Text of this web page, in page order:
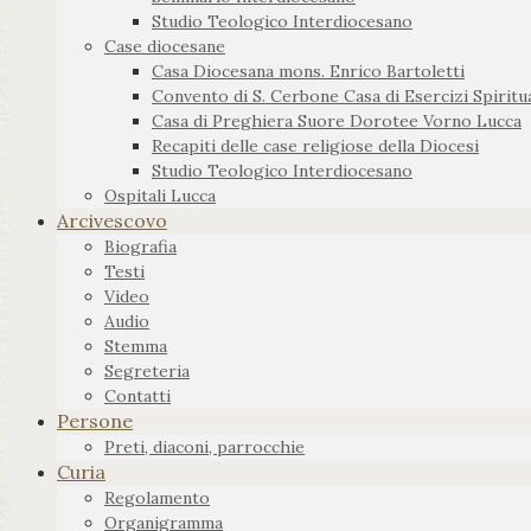
Studio Teologico Interdiocesano
Case diocesane
Casa Diocesana mons. Enrico Bartoletti
Convento di S. Cerbone Casa di Esercizi
Casa di Preghiera Suore Dorotee Vorno Lucca
Recapiti delle case religiose della Diocesi
Studio Teologico Interdiocesano
Ospitali Lucca
Arcivescovo
Biografia
Testi
Video
Audio
Stemma
Segreteria
Contatti
Persone
Preti, diaconi, parrocchie
Curia
Regolamento
Organigramma